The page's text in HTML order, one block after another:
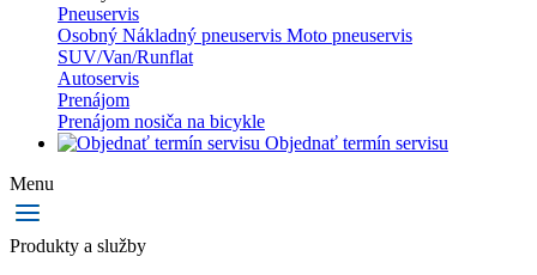
Pneuservis
Osobný Nákladný pneuservis Moto pneuservis
SUV/Van/Runflat
Autoservis
Prenájom
Prenájom nosiča na bicykle
Objednať termín servisu
Menu
Produkty a služby